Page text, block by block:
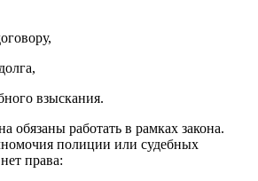
взыскания.
обязаны работать в рамках закона.
полиции или судебных
права: